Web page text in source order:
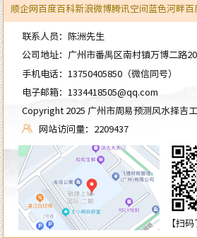
顺企网百度百科新浪微博腾讯空间蓝色河畔百
联系人员：陈洲先生
公司地址：广州市番禺区南村镇万博二路
手机电话： 13750405850（微信同号）
电子邮箱： 1334418505@qq.com
Copyright 2025 广州市周易预测风水择吉
网站访问量：2209437
【扫